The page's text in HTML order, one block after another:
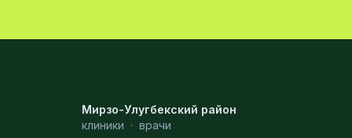
Мирзо-Улугбекский район
клиники · врачи